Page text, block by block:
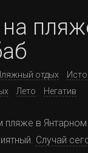
на
отдых
Лето Негатив
в
Случай